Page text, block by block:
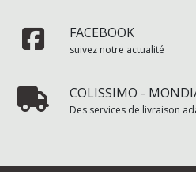
FACEBOOK
suivez notre actualité
COLISSIMO -
Des services de livraison